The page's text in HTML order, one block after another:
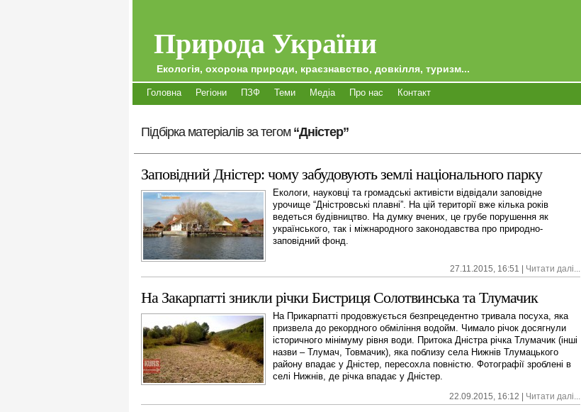
Природа України
Екологія, охорона природи, краєзнавство, довкілля, туризм...
Головна Регіони ПЗФ Теми Медіа Про нас Контакт
Підбірка матеріалів за тегом “Дністер”
Заповідний Дністер: чому забудовують землі національного парку
Екологи, науковці та громадські активісти відвідали заповідне
урочище “Дністровські плавні”. На цій території вже кілька років
ведеться будівництво. На думку вчених, це грубе порушення як
українського, так і міжнародного законодавства про природно-
заповідний фонд.
27.11.2015, 16:51 | Читати далі...
На Закарпатті зникли річки Бистриця Солотвинська та Тлумачик
На Прикарпатті продовжується безпрецедентно тривала посуха, яка
призвела до рекордного обміління водойм. Чимало річок досягнули
історичного мінімуму рівня води. Притока Дністра річка Тлумачик (інші
назви – Тлумач, Товмачик), яка поблизу села Нижнів Тлумацького
району впадає у Дністер, пересохла повністю. Фотографії зроблені в
селі Нижнів, де річка впадає у Дністер.
22.09.2015, 16:12 | Читати далі...